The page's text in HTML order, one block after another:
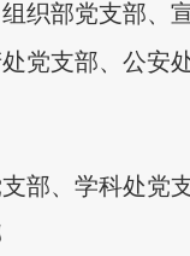
织部党支部、
党支部、公安
部、学科处党